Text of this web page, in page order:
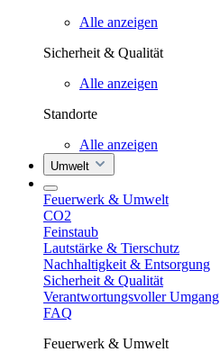
Alle anzeigen
Sicherheit & Qualität
Alle anzeigen
Standorte
Alle anzeigen
Umwelt
Feuerwerk & Umwelt
CO2
Feinstaub
Lautstärke & Tierschutz
Nachhaltigkeit & Entsorgung
Sicherheit & Qualität
Verantwortungsvoller Umgang
FAQ
Feuerwerk & Umwelt